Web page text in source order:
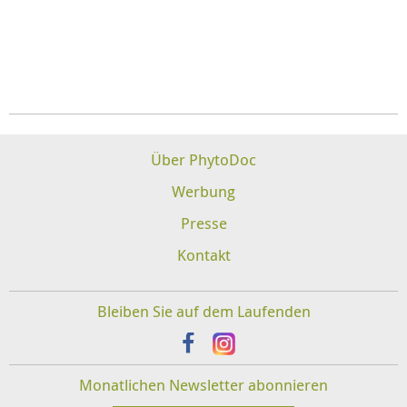
Über PhytoDoc
Werbung
Presse
Kontakt
Bleiben Sie auf dem Laufenden
Monatlichen Newsletter abonnieren